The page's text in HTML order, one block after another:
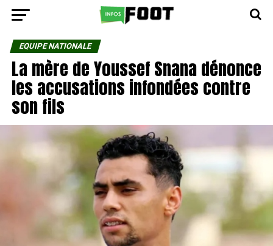
EQUIPE NATIONALE
La mère de Youssef Snana dénonce
les accusations infondées contre
son fils